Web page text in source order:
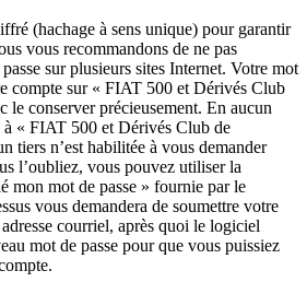
(hachage à sens unique) pour garantir
vous recommandons de ne pas
sur plusieurs sites Internet. Votre mot
compte sur « FIAT 500 et Dérivés Club
le conserver précieusement. En aucun
à « FIAT 500 et Dérivés Club de
tiers n’est habilitée à vous demander
l’oubliez, vous pouvez utiliser la
mon mot de passe » fournie par le
vous demandera de soumettre votre
courriel, après quoi le logiciel
mot de passe pour que vous puissiez